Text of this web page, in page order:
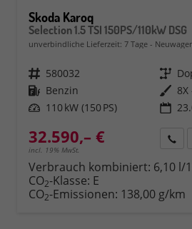
Skoda Karoq
Selection 1.5 TSI 150PS/110kW DSG
unverbindliche Lieferzeit: 7 Tage
Fahrzeugnr. 580032 Getriebe
Kraftstoff Benzin Außenfarbe
Leistung 110 kW (150 PS)
32.590,– €
incl. 19% MwSt.
Verbrauch kombiniert: 6,10 l/
CO2-Klasse: E
CO2-Emissionen: 138,00 g/km